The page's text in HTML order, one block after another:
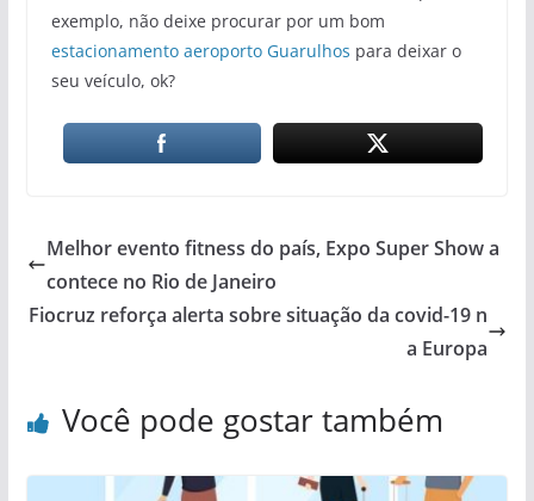
exemplo, não deixe procurar por um bom
estacionamento aeroporto Guarulhos para deixar o
seu veículo, ok?
Melhor evento fitness do país, Expo Super Show a
contece no Rio de Janeiro
Fiocruz reforça alerta sobre situação da covid-19 n
a Europa
Você pode gostar também